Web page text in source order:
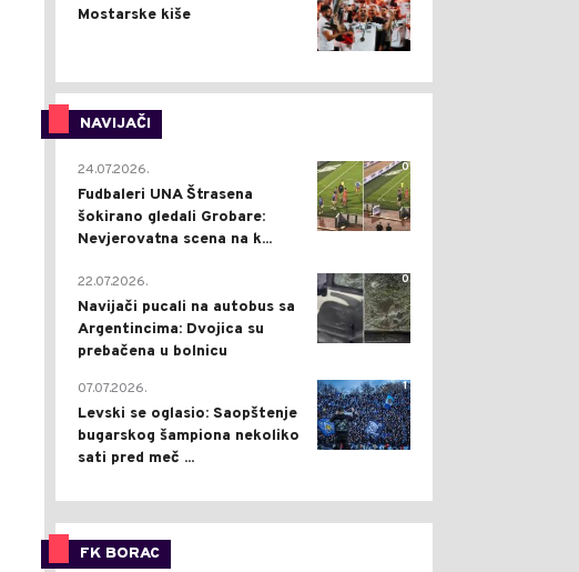
Mostarske kiše
NAVIJAČI
0
24.07.2026.
Fudbaleri UNA Štrasena
šokirano gledali Grobare:
Nevjerovatna scena na k...
0
22.07.2026.
Navijači pucali na autobus sa
Argentincima: Dvojica su
prebačena u bolnicu
1
07.07.2026.
Levski se oglasio: Saopštenje
bugarskog šampiona nekoliko
sati pred meč ...
FK BORAC